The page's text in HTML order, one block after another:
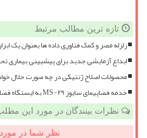
تازه ترین مطالب مرتبط
زلزله مصر و کمک فناوری داده ها بعنوان یک
ابداع آزمایشی جدید برای پیشبینی بیماری
محصولات اصلاح ژنتیکی در چه صورت حلال
خدمه فضاپیمای سایوز MS-۲۹ به ایستگاه فضایی بین المللی رسیدند
نظرات بینندگان در مورد این
نظر شما در